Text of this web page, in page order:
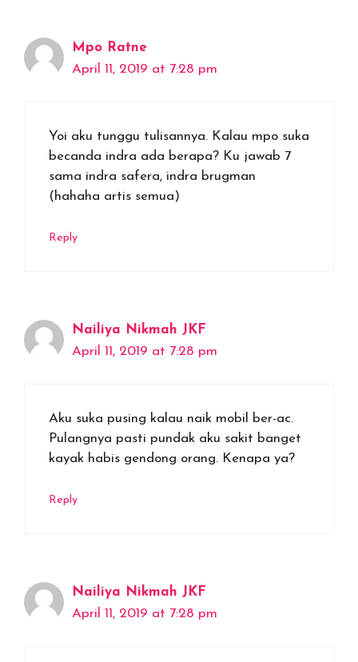
Mpo Ratne
April 11, 2019 at 7:28 pm
Yoi aku tunggu tulisannya. Kalau mpo suka
becanda indra ada berapa? Ku jawab 7
sama indra safera, indra brugman
(hahaha artis semua)
Reply
Nailiya Nikmah JKF
April 11, 2019 at 7:28 pm
Aku suka pusing kalau naik mobil ber-ac.
Pulangnya pasti pundak aku sakit banget
kayak habis gendong orang. Kenapa ya?
Reply
Nailiya Nikmah JKF
April 11, 2019 at 7:28 pm